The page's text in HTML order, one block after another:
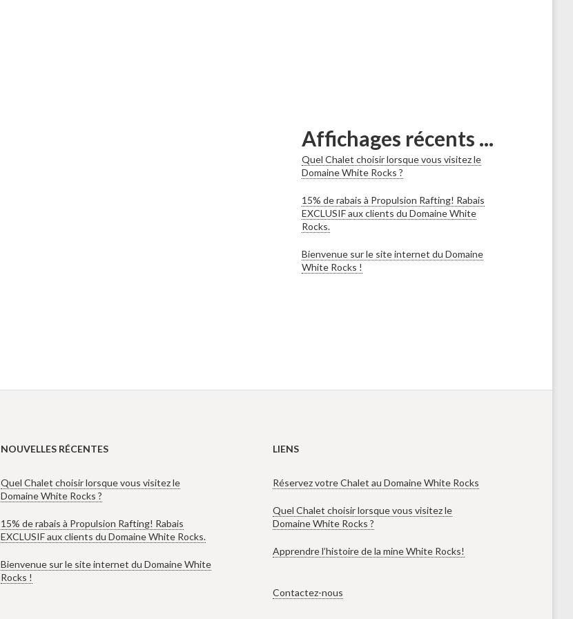
Affichages récents ...
Quel Chalet choisir lorsque vous visitez le
Domaine White Rocks ?
15% de rabais à Propulsion Rafting! Rabais
EXCLUSIF aux clients du Domaine White
Rocks.
Bienvenue sur le site internet du Domaine
White Rocks !
NOUVELLES RÉCENTES
Quel Chalet choisir lorsque vous visitez le
Domaine White Rocks ?
15% de rabais à Propulsion Rafting! Rabais
EXCLUSIF aux clients du Domaine White Rocks.
Bienvenue sur le site internet du Domaine White
Rocks !
LIENS
Réservez votre Chalet au Domaine White Rocks
Quel Chalet choisir lorsque vous visitez le
Domaine White Rocks ?
Apprendre l’histoire de la mine White Rocks!
Contactez-nous